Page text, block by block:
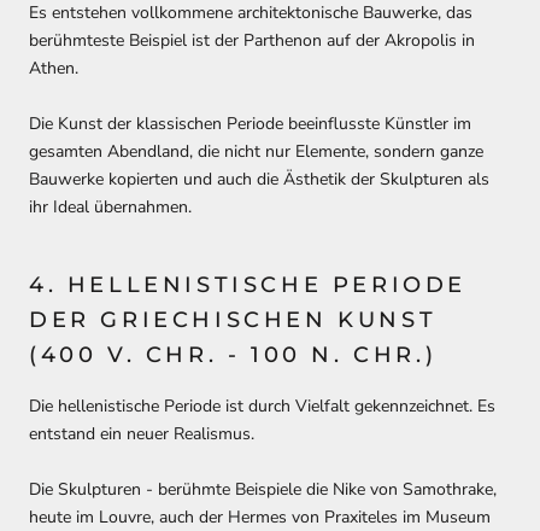
Es entstehen vollkommene architektonische Bauwerke, das
berühmteste Beispiel ist der Parthenon auf der Akropolis in
Athen.
Die Kunst der klassischen Periode beeinflusste Künstler im
gesamten Abendland, die nicht nur Elemente, sondern ganze
Bauwerke kopierten und auch die Ästhetik der Skulpturen als
ihr Ideal übernahmen.
4. HELLENISTISCHE PERIODE
DER GRIECHISCHEN KUNST
(400 V. CHR. - 100 N. CHR.)
Die hellenistische Periode ist durch Vielfalt gekennzeichnet. Es
entstand ein neuer Realismus.
Die Skulpturen - berühmte Beispiele die Nike von Samothrake,
heute im Louvre, auch der Hermes von Praxiteles im Museum